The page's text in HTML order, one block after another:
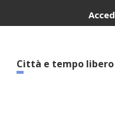
Città e tempo libero